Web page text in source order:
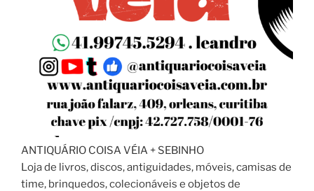
ANTIQUÁRIO COISA VÉIA + SEBINHO
Loja de livros, discos, antiguidades, móveis, camisas de
time, brinquedos, colecionáveis e objetos de